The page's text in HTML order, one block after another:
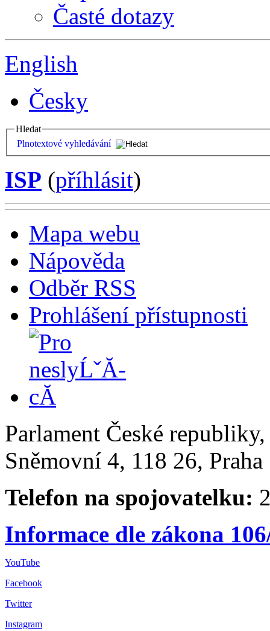
Časté dotazy
English
Česky
Hledat
Plnotextové vyhledávání
ISP (příhlásit)
Mapa webu
Nápověda
Odběr RSS
Prohlášení přístupnosti
Parlament České
Sněmovní 4, 118 26,
Telefon na spojovatelku:
Informace dle zákona
YouTube
Facebook
Twitter
Instagram